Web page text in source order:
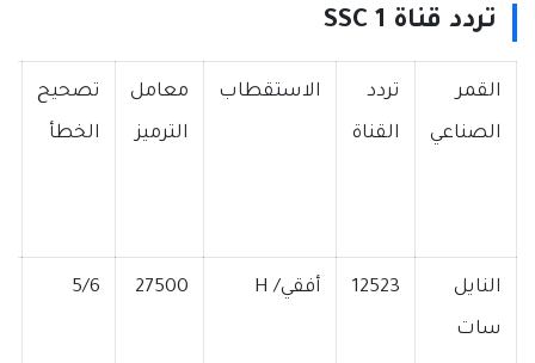
تردد قناة SSC 1
القمر
الصناعي
تردد
القناة
الاستقطاب معامل
الترميز
تصحيح
الخطأ
النايل
سات
12523 أفقي/ H 27500
5/6